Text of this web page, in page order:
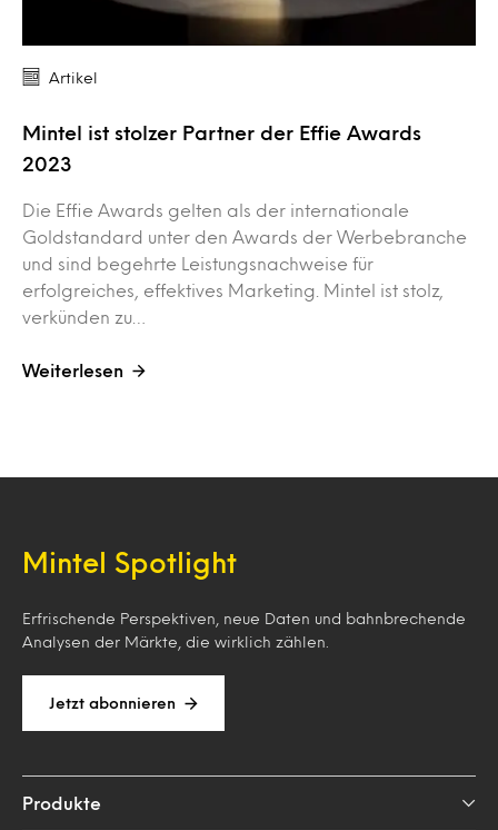
Artikel
Mintel ist stolzer Partner der Effie Awards
2023
Die Effie Awards gelten als der internationale
Goldstandard unter den Awards der Werbebranche
und sind begehrte Leistungsnachweise für
erfolgreiches, effektives Marketing. Mintel ist stolz,
verkünden zu…
Weiterlesen
Mintel Spotlight
Erfrischende Perspektiven, neue Daten und bahnbrechende
Analysen der Märkte, die wirklich zählen.
Jetzt abonnieren
Produkte